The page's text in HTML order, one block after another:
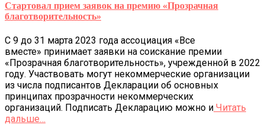
Стартовал прием заявок на премию «Прозрачная
благотворительность»
С 9 до 31 марта 2023 года ассоциация «Все
вместе» принимает заявки на соискание премии
«Прозрачная благотворительность», учрежденной в 2022
году. Участвовать могут некоммерческие организации
из числа подписантов Декларации об основных
принципах прозрачности некоммерческих
организаций. Подписать Декларацию можно и Читать
дальше…